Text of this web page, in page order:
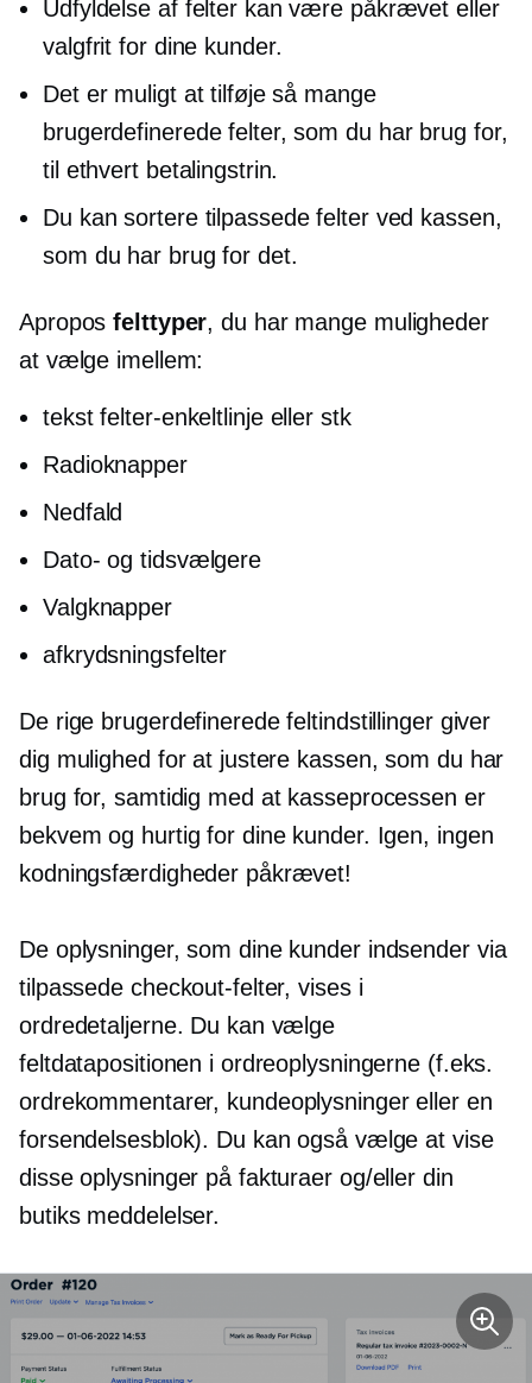
Udfyldelse af felter kan være påkrævet eller
valgfrit for dine kunder.
Det er muligt at tilføje så mange
brugerdefinerede felter, som du har brug for,
til ethvert betalingstrin.
Du kan sortere tilpassede felter ved kassen,
som du har brug for det.
Aproposfelttyper, du har mange muligheder
at vælge imellem:
tekstfelter-enkeltlinjeeller stk
Radioknapper
Nedfald
Dato- og tidsvælgere
Valgknapper
afkrydsningsfelter
De rige brugerdefinerede feltindstillinger giver
dig mulighed for at justere kassen, som du har
brug for, samtidig med at kasseprocessen er
bekvem og hurtig for dine kunder. Igen, ingen
kodningsfærdigheder påkrævet!
De oplysninger, som dine kunder indsender via
tilpassede checkout-felter, vises i
ordredetaljerne. Du kan vælge
feltdatapositionen i ordreoplysningerne (f.eks.
ordrekommentarer, kundeoplysninger eller en
forsendelsesblok). Du kan også vælge at vise
disse oplysninger på fakturaer og/eller din
butiks meddelelser.